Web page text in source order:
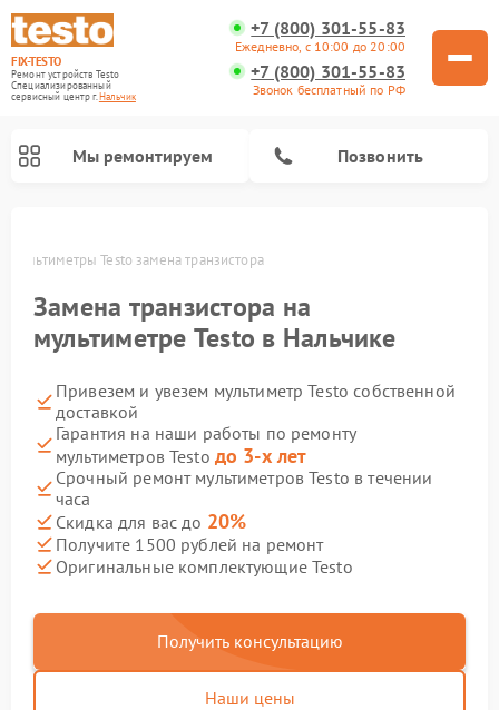
FIX-TESTO
Ремонт устройств Testo
Специализированный
cервисный центр г.Нальчик
+7 (800) 301-55-83
Ежедневно, с 10:00 до 20:00
+7 (800) 301-55-83
Звонок бесплатный по РФ
Мы ремонтируем Позвонить
Мультиметры Testo замена транзистора
Замена транзистора на
мультиметре Testo в Нальчике
Привезем и увезем мультиметр Testo собственной
доставкой
Гарантия на наши работы по ремонту
мультиметров Testo до 3-х лет
Срочный ремонт мультиметров Testo в течении
часа
Скидка для вас до 20%
Получите 1500 рублей на ремонт
Оригинальные комплектующие Testo
Получить консультацию
Наши цены